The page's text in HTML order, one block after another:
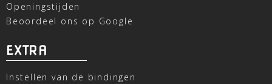
Openingstijden
Beoordeel ons op Google
EXTRA
Instellen van de bindingen